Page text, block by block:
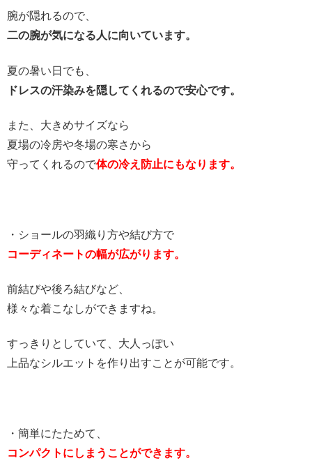
腕が隠れるので、
二の腕が気になる人に向いています。
夏の暑い日でも、
ドレスの汗染みを隠してくれるので安心です。
また、大きめサイズなら
夏場の冷房や冬場の寒さから
守ってくれるので体の冷え防止にもなります。
・ショールの羽織り方や結び方で
コーディネートの幅が広がります。
前結びや後ろ結びなど、
様々な着こなしができますね。
すっきりとしていて、大人っぽい
上品なシルエットを作り出すことが可能です。
・簡単にたためて、
コンパクトにしまうことができます。